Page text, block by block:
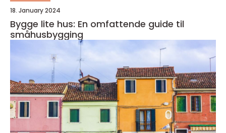
18. January 2024
Bygge lite hus: En omfattende guide til
småhusbygging